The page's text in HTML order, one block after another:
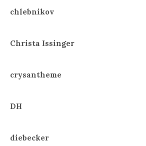
chlebnikov
Christa Issinger
crysantheme
DH
diebecker